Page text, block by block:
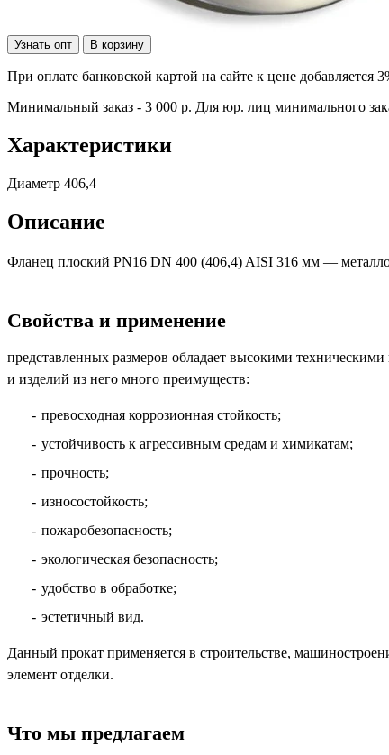
Узнать опт В корзину
При оплате банковской картой на сайте к цене добавляется
Минимальный заказ - 3 000 р. Для юр. лиц минимального
Характеристики
Диаметр 406,4
Описание
Фланец плоский PN16 DN 400 (406,4) AISI 316 мм —
Свойства и применение
представленных размеров обладает высокими
и изделий из него много преимуществ:
превосходная коррозионная стойкость;
устойчивость к агрессивным средам и химикатам;
прочность;
износостойкость;
пожаробезопасность;
экологическая безопасность;
удобство в обработке;
эстетичный вид.
Данный прокат применяется в строительстве,
элемент отделки.
Что мы предлагаем